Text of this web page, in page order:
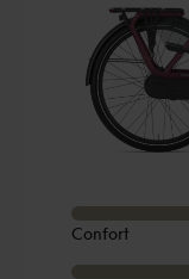
Confort